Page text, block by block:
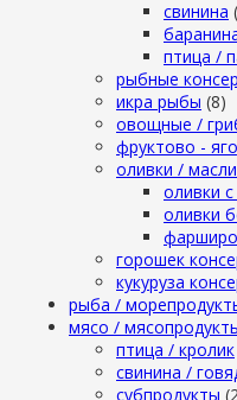
свинина
птица /
рыбные
икра рыбы (8)
овощные /
фруктово -
оливки /
оливки
оливки
горошек
кукуруза
рыба /
мясо /
птица / кролик
свинина /
субпродукты